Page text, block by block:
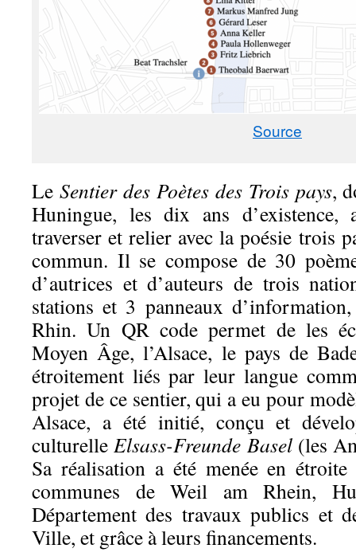
Source
Le Sentier des Poètes des Trois pays,
Huningue, les dix ans
traverser et relier avec la poésie trois
commun. Il se compose de 30
d’autrices et d’auteurs de trois
stations et 3 panneaux
Rhin. Un QR code permet de les
Moyen Âge, l’Alsace, le pays de
étroitement liés par leur langue
projet de ce sentier, qui a eu pour
Alsace, a été initié, conçu et
culturelleElsass-Freunde Basel(les
Sa réalisation a été menée en
communes de Weil am Rhein,
Département des travaux publics et
Ville, et grâce à leurs financements.